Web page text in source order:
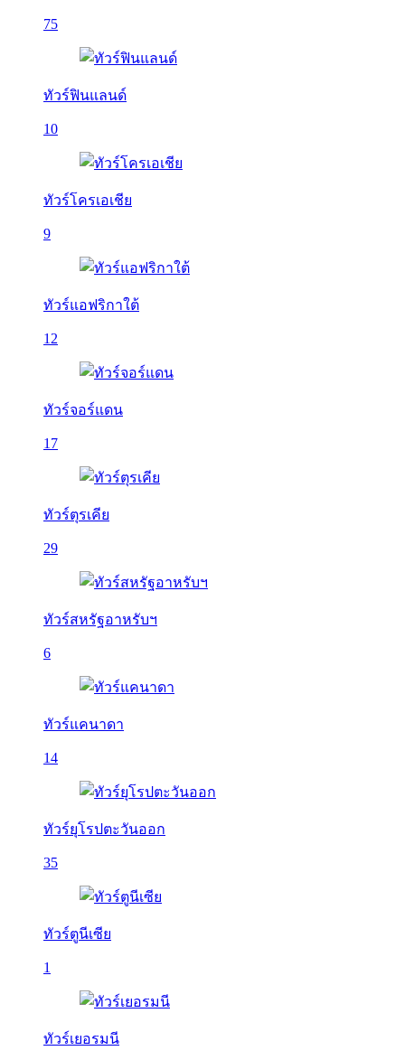
75
ทัวร์ฟินแลนด์
10
ทัวร์โครเอเชีย
9
ทัวร์แอฟริกาใต้
12
ทัวร์จอร์แดน
17
ทัวร์ตุรเคีย
29
ทัวร์สหรัฐอาหรับฯ
6
ทัวร์แคนาดา
14
ทัวร์ยุโรปตะวันออก
35
ทัวร์ตูนีเซีย
1
ทัวร์เยอรมนี